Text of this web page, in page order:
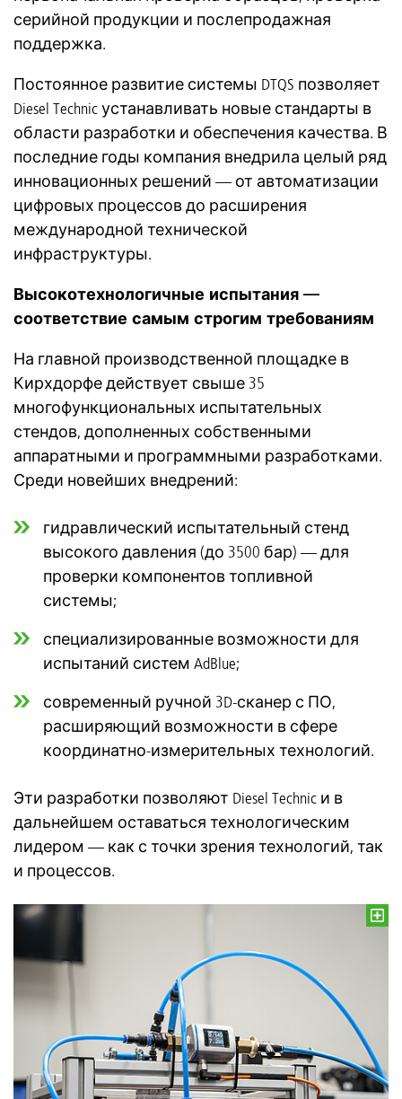
серийной продукции и послепродажная
поддержка.
Постоянное развитие системы DTQS позволяет
Diesel Technic устанавливать новые стандарты в
области разработки и обеспечения качества. В
последние годы компания внедрила целый ряд
инновационных решений — от автоматизации
цифровых процессов до расширения
международной технической
инфраструктуры.
Высокотехнологичные испытания —
соответствие самым строгим требованиям
На главной производственной площадке в
Кирхдорфе действует свыше 35
многофункциональных испытательных
стендов, дополненных собственными
аппаратными и программными разработками.
Среди новейших внедрений:
гидравлический испытательный стенд
высокого давления (до 3500 бар) — для
проверки компонентов топливной
системы;
специализированные возможности для
испытаний систем AdBlue;
современный ручной 3D-сканер с ПО,
расширяющий возможности в сфере
координатно-измерительных технологий.
Эти разработки позволяют Diesel Technic и в
дальнейшем оставаться технологическим
лидером — как с точки зрения технологий, так
и процессов.